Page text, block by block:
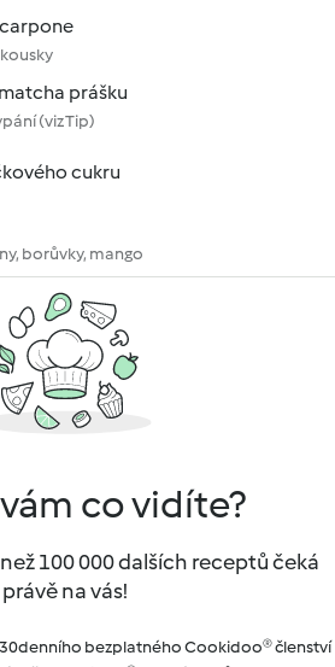
prášku
(viz Tip)
cukru
borůvky, mango
co vidíte?
100 000 dalších receptů čeká
právě na vás!
bezplatného Cookidoo® členství